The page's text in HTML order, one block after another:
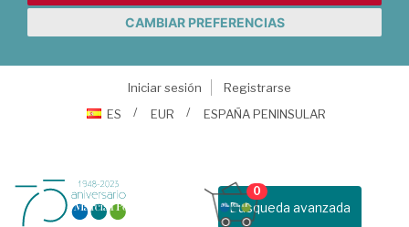
CAMBIAR PREFERENCIAS
Iniciar sesión
Registrarse
ES
EUR ESPAÑA PENINSULAR
Busqueda avanzada
0